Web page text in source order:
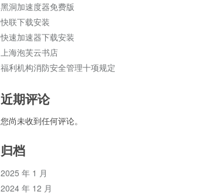
黑洞加速度器免费版
快联下载安装
快速加速器下载安装
上海泡芙云书店
福利机构消防安全管理十项规定
近期评论
您尚未收到任何评论。
归档
2025 年 1 月
2024 年 12 月